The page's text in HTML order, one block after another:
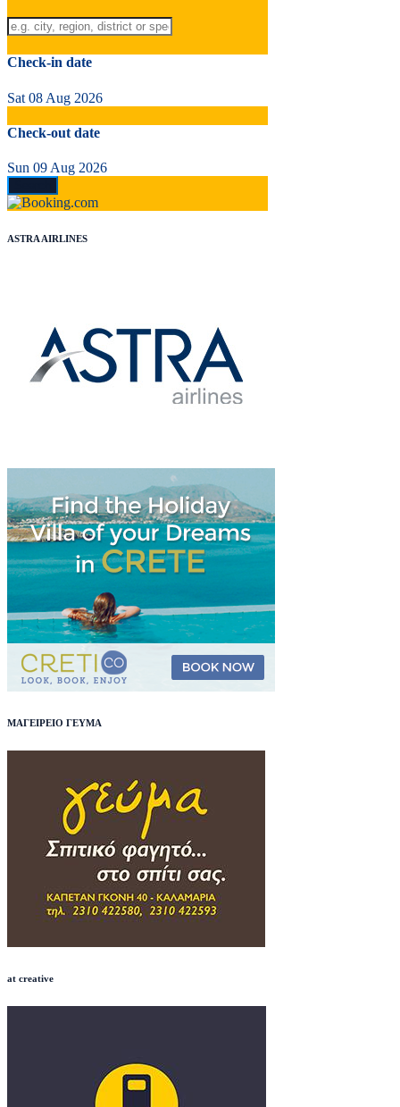
Check-in date
Sat 08 Aug 2026
Check-out date
Sun 09 Aug 2026
ASTRA AIRLINES
ΜΑΓΕΙΡΕΙΟ ΓΕΥΜΑ
at creative